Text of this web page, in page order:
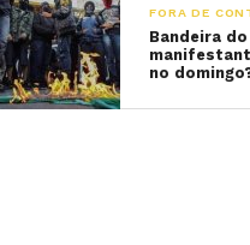
FORA DE
Bandeira
no